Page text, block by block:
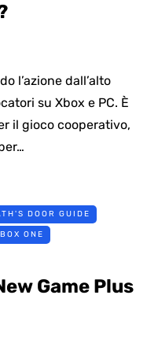
l’azione dall’alto
su Xbox e PC. È
il gioco cooperativo,
DOOR GUIDE
ONE
Game Plus